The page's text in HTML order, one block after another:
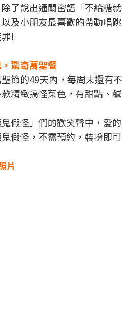
了說出通關密語「不給糖
及小朋友最喜歡的帶動唱
!
驚奇萬聖餐
節的49天內，每周末還有
精緻搞怪菜色，有甜點、
假怪」們的歡笑聲中，愛
假怪，不需預約，裝扮即
片